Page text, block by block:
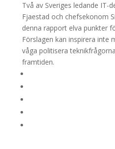
Två av Sveriges ledande IT-
Fjaestad och chefsekonom
denna rapport elva punkter
Förslagen kan inspirera inte
våga politisera
framtiden.